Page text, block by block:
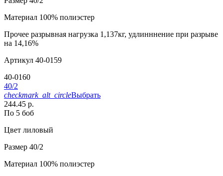
Материал 100% полиэстер
Прочее разрывная нагрузка 1,137кг, удлинннение при разрыве
на 14,16%
Артикул 40-0159
40-0160
40/2
checkmark_alt_circleВыбрать
244.45 р.
По 5 боб
Цвет лиловый
Размер 40/2
Материал 100% полиэстер